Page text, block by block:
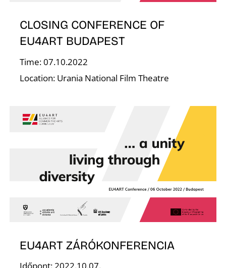
CLOSING CONFERENCE OF
EU4ART BUDAPEST
Time: 07.10.2022
Location: Urania National Film Theatre
EU4ART ZÁRÓKONFERENCIA